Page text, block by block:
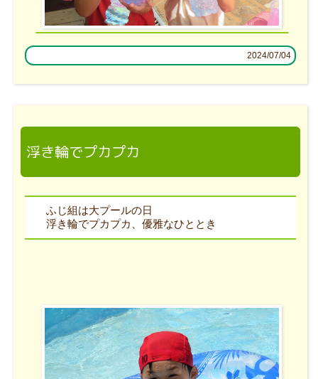
2024/07/04
浮き輪でプカプカ
ふじ組は大プールの日
浮き輪でプカプカ、優雅なひととき